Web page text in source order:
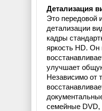
Детализация
Это передовой
детализации
кадры
яркость HD. Он
улучшает
Независимо от
семейные DVD,